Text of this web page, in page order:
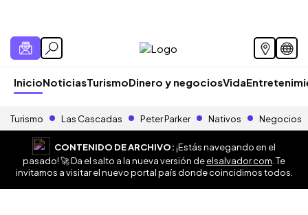
InicioNoticiasTurismoDinero y negociosVida
Turismo Las Cascadas Peter Parker Nativos Negocios
CONTENIDO DE ARCHIVO:¡Estás navegando en el
pasado! 🚀 Da el salto a la nueva versión deelsalvador.com . Te
invitamos a visitar el nuevo portal país donde coincidimos todos.